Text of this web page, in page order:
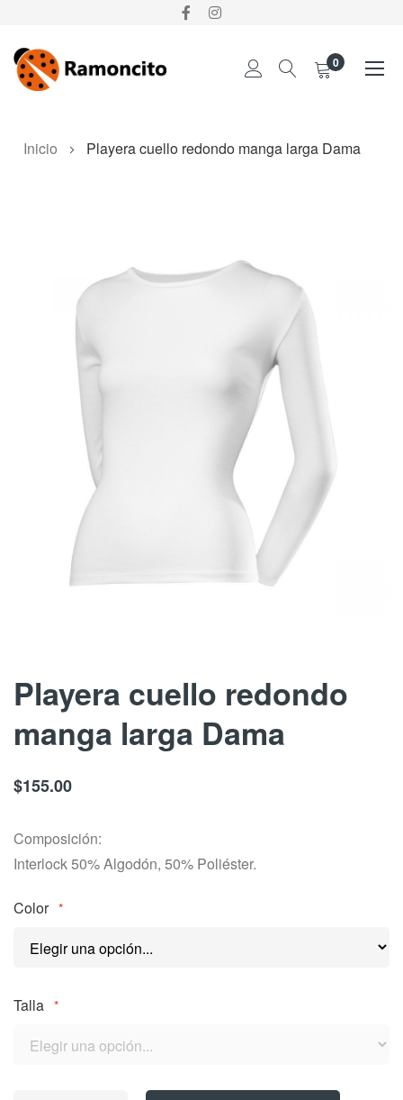
0
Inicio Playera cuello redondo manga larga Dama
to
the
beginning
of
gallery
Playera cuello redondo
manga larga Dama
$155.00
Composición:
Interlock 50% Algodón, 50% Poliéster.
Color
Talla